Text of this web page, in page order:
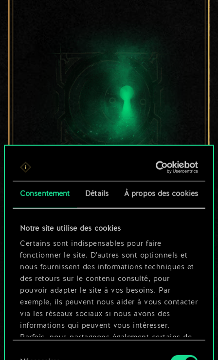
Consentement Détails À propos des cookies
Notre site utilise des cookies
Certains sont indispensables pour faire
fonctionner le site. D'autres sont optionnels et
nous fournissent des informations techniques et
des retours sur le contenu consulté, pour
pouvoir adapter le site à vos besoins. Par
exemple, ils peuvent nous aider à vous contacter
via les réseaux sociaux si nous avons des
informations qui peuvent vous intéresser.
Parfois, nous partageons également certains de
Pour l'instant, ce
n'est qu'un jeu de
cartes partagé.
Mais cela peut être
tellement plus !
Nommer ce jeu et créer un guide
Modifier le jeu